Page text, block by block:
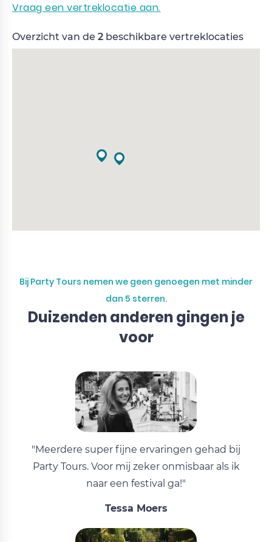
Vraag een vertreklocatie aan.
Overzicht van de 2 beschikbare vertreklocaties
Bij Party Tours nemen we geen genoegen met minder
dan 5 sterren.
Duizenden anderen gingen je
voor
"Meerdere super fijne ervaringen gehad bij
Party Tours. Voor mij zeker onmisbaar als ik
naar een festival ga!"
Tessa Moers